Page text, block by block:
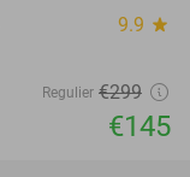
9.9 star
Regulier €299
€145